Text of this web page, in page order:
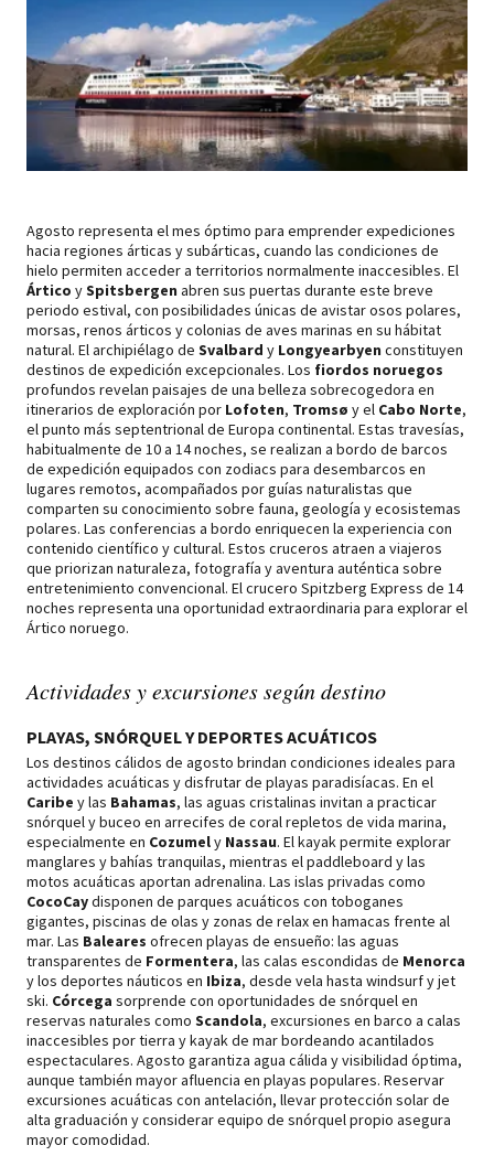
Agosto representa el mes óptimo para emprender expediciones
hacia regiones árticas y subárticas, cuando las condiciones de
hielo permiten acceder a territorios normalmente inaccesibles. El
Ártico ySpitsbergen abren sus puertas durante este breve
periodo estival, con posibilidades únicas de avistar osos polares,
morsas, renos árticos y colonias de aves marinas en su hábitat
natural. El archipiélago de Svalbard y Longyearbyen constituyen
destinos de expedición excepcionales. Los fiordos noruegos
profundos revelan paisajes de una belleza sobrecogedora en
itinerarios de exploración por Lofoten, Tromsø y el Cabo Norte,
el punto más septentrional de Europa continental. Estas travesías,
habitualmente de 10 a 14 noches, se realizan a bordo de barcos
de expedición equipados con zodiacs para desembarcos en
lugares remotos, acompañados por guías naturalistas que
comparten su conocimiento sobre fauna, geología y ecosistemas
polares. Las conferencias a bordo enriquecen la experiencia con
contenido científico y cultural. Estos cruceros atraen a viajeros
que priorizan naturaleza, fotografía y aventura auténtica sobre
entretenimiento convencional. El crucero Spitzberg Express de 14
noches representa una oportunidad extraordinaria para explorar el
Ártico noruego.
Actividades y excursiones según destino
PLAYAS, SNÓRQUEL Y DEPORTES ACUÁTICOS
Los destinos cálidos de agosto brindan condiciones ideales para
actividades acuáticas y disfrutar de playas paradisíacas. En el
Caribe y las Bahamas, las aguas cristalinas invitan a practicar
snórquel y buceo en arrecifes de coral repletos de vida marina,
especialmente en Cozumely Nassau. El kayak permite explorar
manglares y bahías tranquilas, mientras el paddleboard y las
motos acuáticas aportan adrenalina. Las islas privadas como
CocoCaydisponen de parques acuáticos con toboganes
gigantes, piscinas de olas y zonas de relax en hamacas frente al
mar. Las Baleares ofrecen playas de ensueño: las aguas
transparentes de Formentera, las calas escondidas de Menorca
y los deportes náuticos en Ibiza, desde vela hasta windsurf y jet
ski. Córcega sorprende con oportunidades de snórquel en
reservas naturales como Scandola, excursiones en barco a calas
inaccesibles por tierra y kayak de mar bordeando acantilados
espectaculares. Agosto garantiza agua cálida y visibilidad óptima,
aunque también mayor afluencia en playas populares. Reservar
excursiones acuáticas con antelación, llevar protección solar de
alta graduación y considerar equipo de snórquel propio asegura
mayor comodidad.